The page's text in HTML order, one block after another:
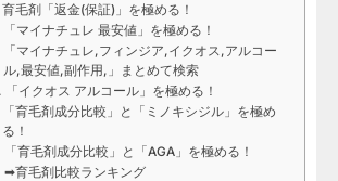
育毛剤「返金(保証)」を極める！
「マイナチュレ 最安値」を極める！
「マイナチュレ,フィンジア,イクオス,アルコー
ル,最安値,副作用,」まとめて検索
「イクオス アルコール」を極める！
「育毛剤成分比較」と「ミノキシジル」を極め
る！
「育毛剤成分比較」と「AGA」を極める！
➡育毛剤比較ランキング